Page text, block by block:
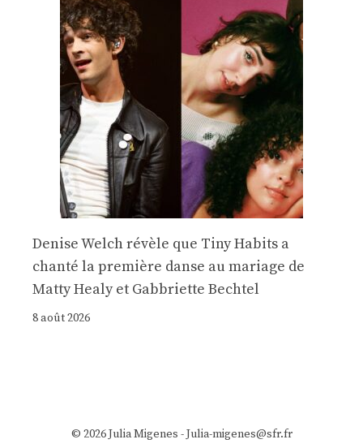
Denise Welch révèle que Tiny Habits a
chanté la première danse au mariage de
Matty Healy et Gabbriette Bechtel
8 août 2026
© 2026 Julia Migenes - Julia-migenes@sfr.fr